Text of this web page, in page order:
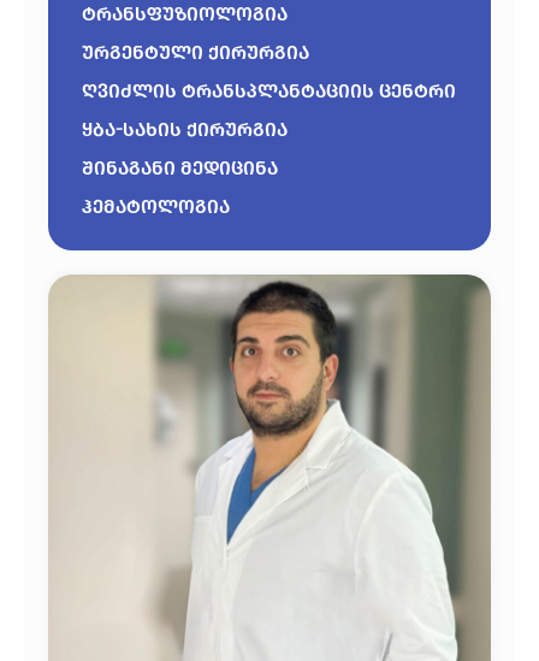
ტრანსფუზიოლოგია
ურგენტული ქირურგია
ღვიძლის ტრანსპლანტაციის ცენტრი
ყბა-სახის ქირურგია
შინაგანი მედიცინა
ჰემატოლოგია